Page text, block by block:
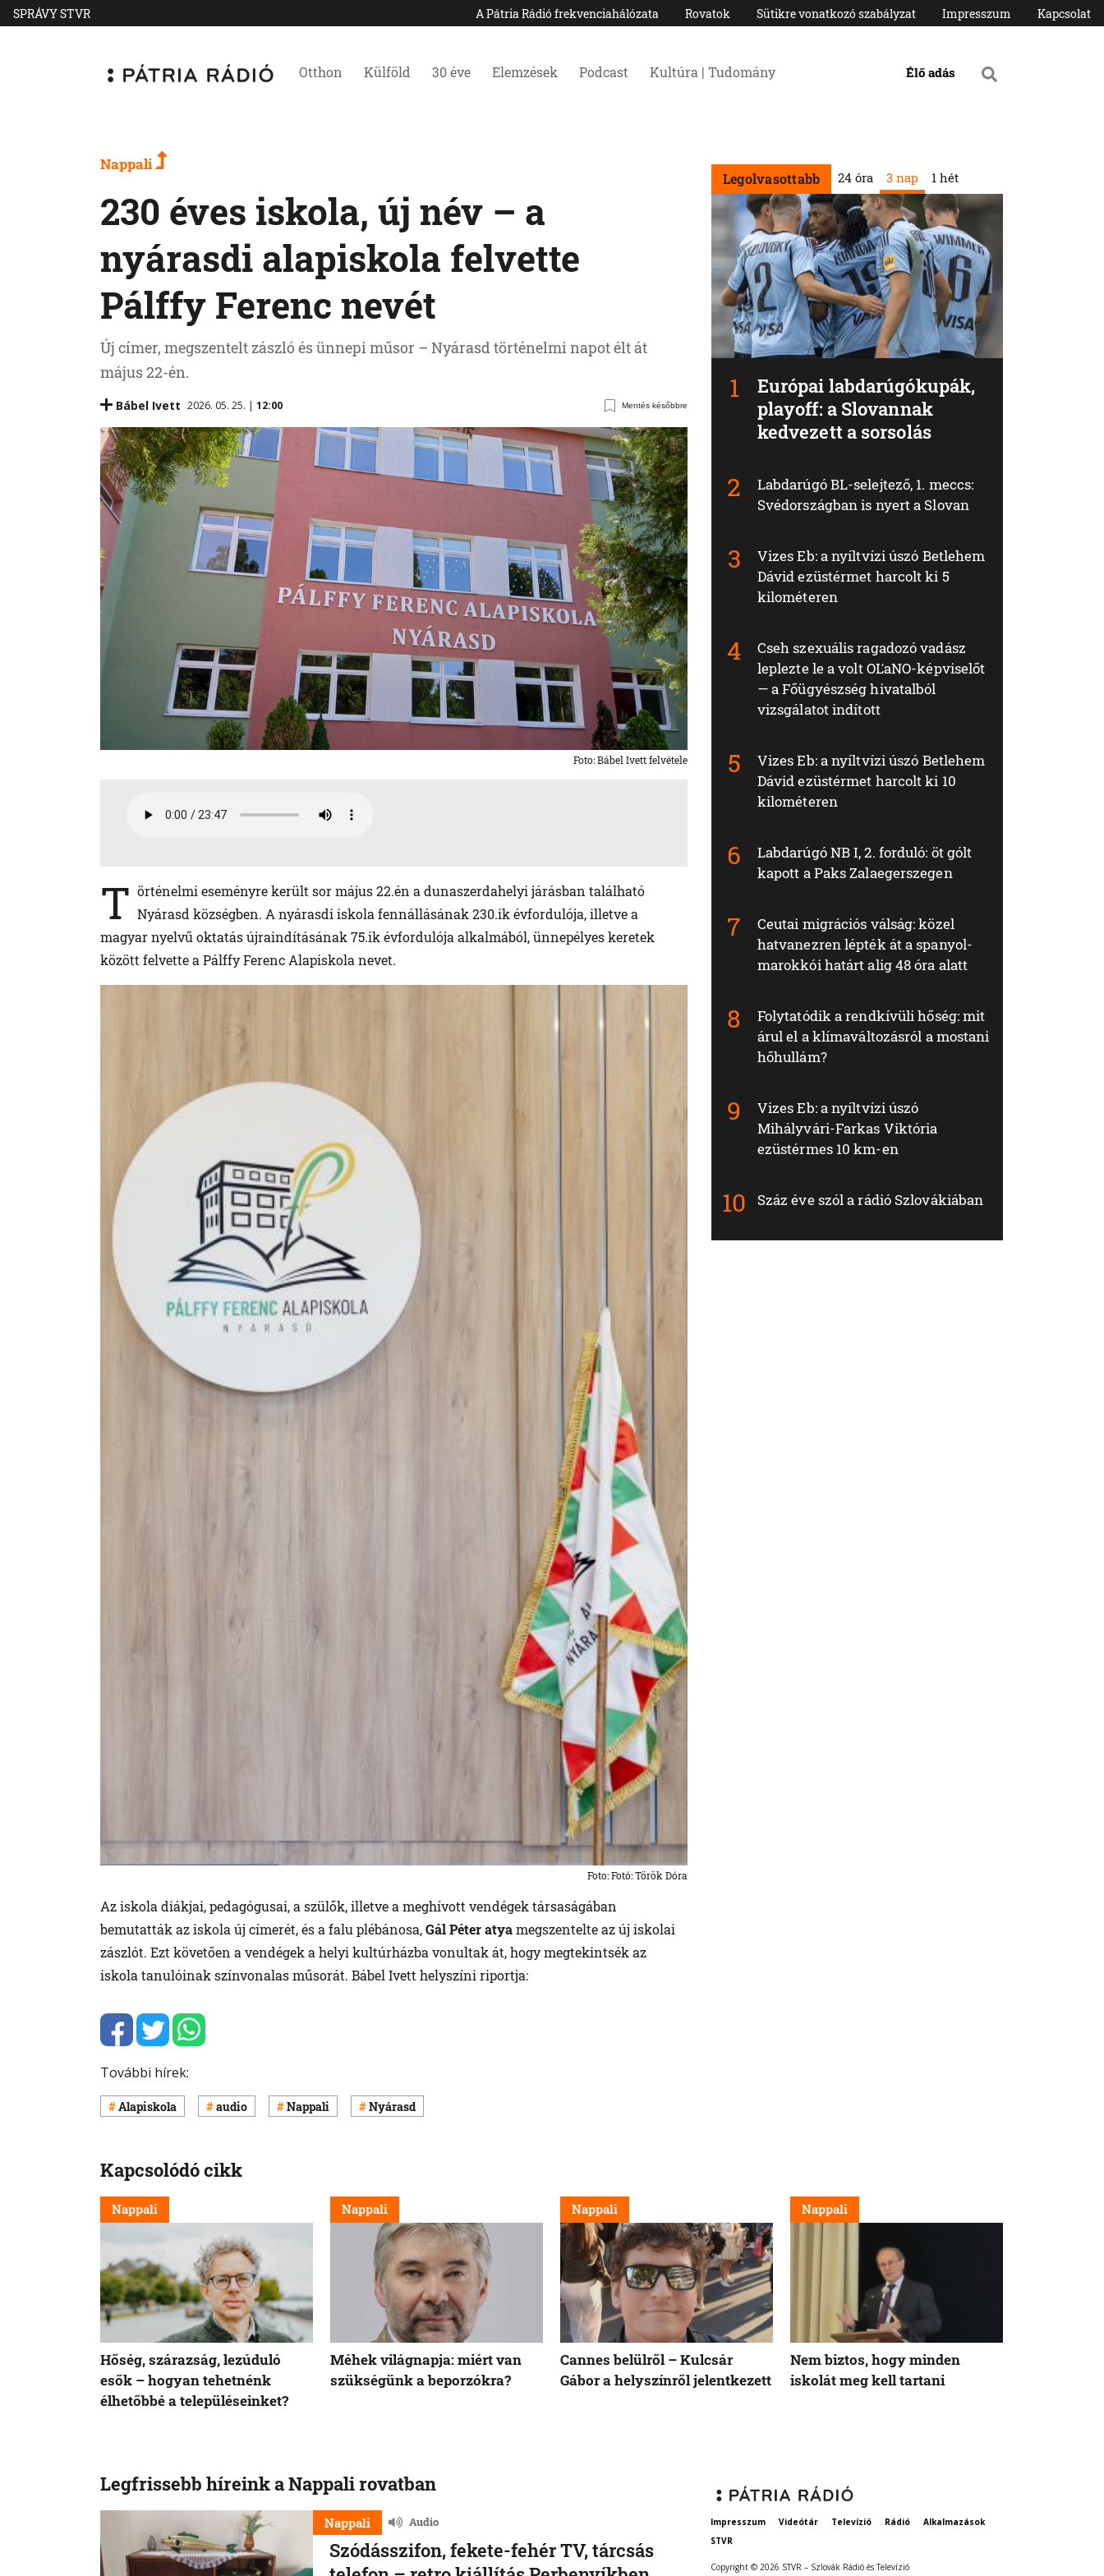
SPRÁVY STVR A Pátria Rádió frekvenciahálózata Rovatok Sütikre vonatkozó szabályzat Impresszum Kapcsolat
Otthon Külföld 30 éve Elemzések Podcast Kultúra | Tudomány Élő adás
Nappali
230 éves iskola, új név – a
nyárasdi alapiskola felvette
Pálffy Ferenc nevét
Új címer, megszentelt zászló és ünnepi műsor – Nyárasd történelmi napot élt át
május 22-én.
Bábel Ivett 2026. 05. 25. | 12:00 Mentés későbbre
Foto: Bábel Ivett felvétele
T örténelmi eseményre került sor május 22.én a dunaszerdahelyi járásban található
Nyárasd községben. A nyárasdi iskola fennállásának 230.ik évfordulója, illetve a
magyar nyelvű oktatás újraindításának 75.ik évfordulója alkalmából, ünnepélyes keretek
között felvette a Pálffy Ferenc Alapiskola nevet.
Foto: Fotó: Török Dóra
Az iskola diákjai, pedagógusai, a szülők, illetve a meghívott vendégek társaságában
bemutatták az iskola új címerét, és a falu plébánosa,Gál Péter atyamegszentelte az új iskolai
zászlót. Ezt követően a vendégek a helyi kultúrházba vonultak át, hogy megtekintsék az
iskola tanulóinak színvonalas műsorát. Bábel Ivett helyszíni riportja:
További hírek:
Alapiskola audio Nappali Nyárasd
Legolvasottabb 24 óra 3 nap
Európai labdarúgókupák,
playoff: a Slovannak
kedvezett a sorsolás
Labdarúgó BL-selejtező, 1. meccs:
Svédországban is nyert a Slovan
Vizes Eb: a nyíltvízi úszó Betlehem
Dávid ezüstérmet harcolt ki 5
kilométeren
Cseh szexuális ragadozó vadász
leplezte le a volt OĽaNO-képviselőt
— a Főügyészség hivatalból
vizsgálatot indított
Vizes Eb: a nyíltvízi úszó Betlehem
Dávid ezüstérmet harcolt ki 10
kilométeren
Labdarúgó NB I, 2. forduló: öt gólt
kapott a Paks Zalaegerszegen
Ceutai migrációs válság: közel
hatvanezren lépték át a spanyol-
marokkói határt alig 48 óra alatt
Folytatódik a rendkívüli hőség: mit
árul el a klímaváltozásról a mostani
hőhullám?
Vizes Eb: a nyíltvízi úszó
Mihályvári-Farkas Viktória
ezüstérmes 10 km-en
Száz éve szól a rádió Szlovákiában
1 hét
Kapcsolódó cikk
Nappali
Hőség, szárazság, lezúduló
esők – hogyan tehetnénk
élhetőbbé a településeinket?
Nappali
Méhek világnapja: miért van
szükségünk a beporzókra?
Nappali
Cannes belülről – Kulcsár
Gábor a helyszínről jelentkezett
Nappali
Nem biztos, hogy minden
iskolát meg kell tartani
Legfrissebb híreink a Nappali rovatban
Nappali Audio
Szódásszifon, fekete-fehér TV, tárcsás
Impresszum Videótár Televízió Rádió
Alkalmazások
STVR
Copyright © 2026 STVR – Szlovák Rádió és Televízió